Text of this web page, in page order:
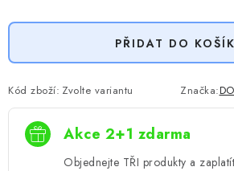
PŘIDAT DO
Kód zboží: Zvolte variantu Značka:
Akce 2+1 zdarma
Objednejte TŘI produkty a